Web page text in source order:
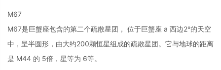
M67
M67是巨蟹座包含的第二个疏散星团， 位于巨蟹座 a 西边2°的天空
中，呈半圆形，由大约200颗恒星组成的疏散星团。它与地球的距离
是 M44 的 5倍，星等为 6等。